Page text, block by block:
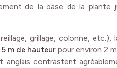
de la base de la plante
grillage, colonne, etc.),
5 m de hauteur pour environ 2
anglais contrastent